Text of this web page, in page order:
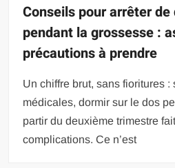
Conseils pour arrêter
pendant la grossesse :
précautions à prendre
Un chiffre brut, sans fioritures
médicales, dormir sur le dos
partir du deuxième trimestre
complications. Ce n’est